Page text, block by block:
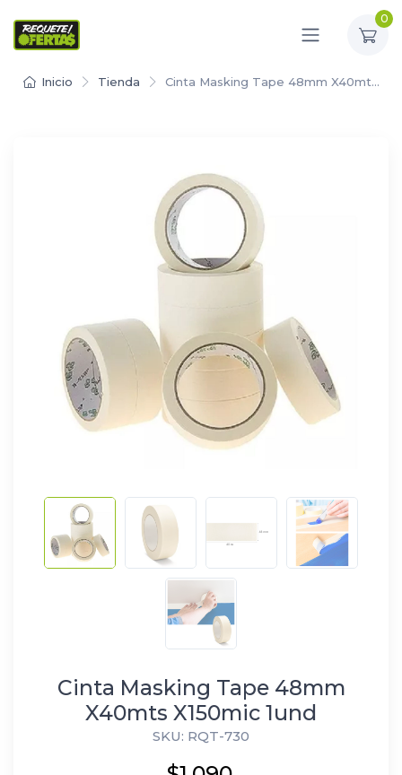
0
Inicio Tienda Cinta Masking Tape 48mm X40mt…
Cinta Masking Tape 48mm
X40mts X150mic 1und
SKU: RQT-730